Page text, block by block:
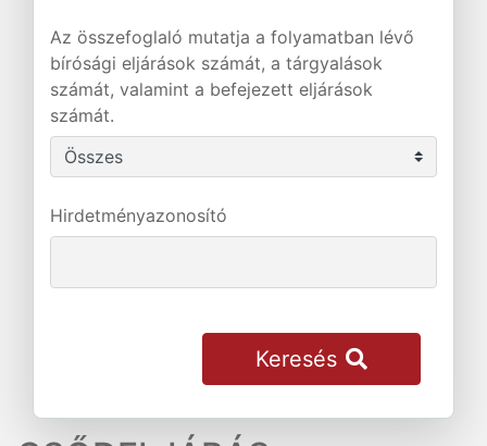
Az összefoglaló mutatja a folyamatban lévő
bírósági eljárások számát, a tárgyalások
számát, valamint a befejezett eljárások
számát.
Hirdetményazonosító
Keresés